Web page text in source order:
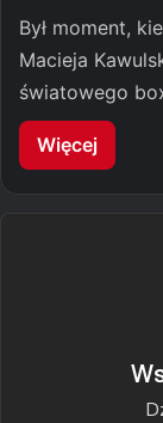
Był moment,
Macieja
światowego
Więcej